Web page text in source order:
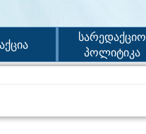
სარედაქციო
პოლიტიკა